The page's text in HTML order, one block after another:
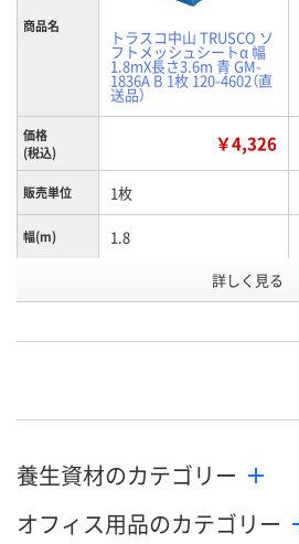
商品名
トラスコ中山 TRUSCO ソ
フトメッシュシートα 幅
1.8mX長さ3.6m 青 GM-
1836A B 1枚 120-4602（直
送品）
価格
(税込)
￥4,326
販売単位 1枚
幅(m) 1.8
幅1.8m×長さ3.6m
数量
カゴへ
詳しく見る
養生資材のカテゴリー
オフィス用品のカテゴリー